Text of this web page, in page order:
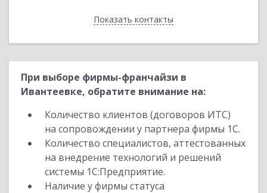
Показать контакты
Назад
При выборе фирмы-франчайзи в
Ивантеевке, обратите внимание на:
Количество клиентов (договоров ИТС)
на сопровождении у партнера фирмы 1С.
Количество специалистов, аттестованных
на внедрение технологий и решений
системы 1С:Предприятие.
Наличие у фирмы статуса